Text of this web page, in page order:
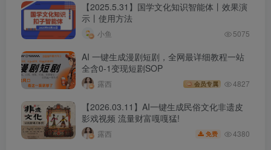
【2025.5.31】国学文化知识智能体丨效果演
示丨使用方法
小鱼 5075
AI 一键生成漫剧短剧，全网最详细教程一站
全含0-1变现短剧SOP
露西 会员专属 4827
【2026.03.11】AI一键生成民俗文化非遗皮
影戏视频 流量财富嘎嘎猛!
露西 免费 4380